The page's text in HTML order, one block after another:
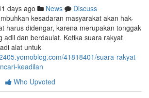
days ago News
Discuss
kesadaran masyarakat akan hak-
harus didengar, karena merupakan tonggak
adil dan berdaulat. Ketika suara rakyat
alat untuk
41818401/suara-rakyat-
keadilan
Who Upvoted